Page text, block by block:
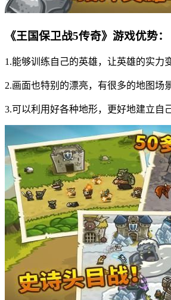
《王国保卫战5传奇》游戏优势：
1.能够训练自己的英雄，让英雄的实力
2.画面也特别的漂亮，有很多的地图场
3.可以利用好各种地形，更好地建立自